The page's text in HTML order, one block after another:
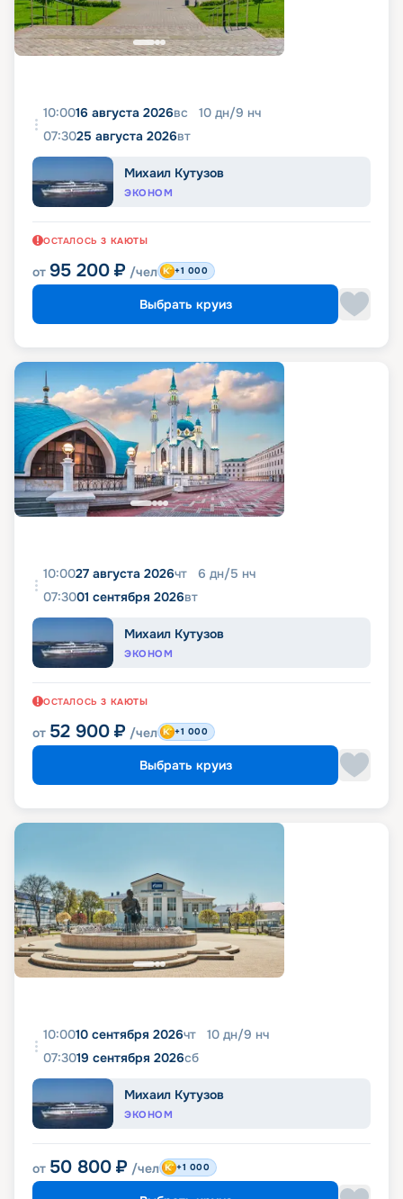
10:0016 августа 2026вс 10 дн/9 нч
07:3025 августа 2026вт
Михаил Кутузов
ЭКОНОМ
ОСТАЛОСЬ 3 КАЮТЫ
от 95 200 ₽ /чел +1 000
Выбрать круиз
10:0027 августа 2026чт 6 дн/5 нч
07:3001 сентября 2026вт
Михаил Кутузов
ЭКОНОМ
ОСТАЛОСЬ 3 КАЮТЫ
от 52 900 ₽ /чел +1 000
Выбрать круиз
10:0010 сентября 2026чт 10 дн/9 нч
07:3019 сентября 2026сб
Михаил Кутузов
ЭКОНОМ
от 50 800 ₽ /чел +1 000